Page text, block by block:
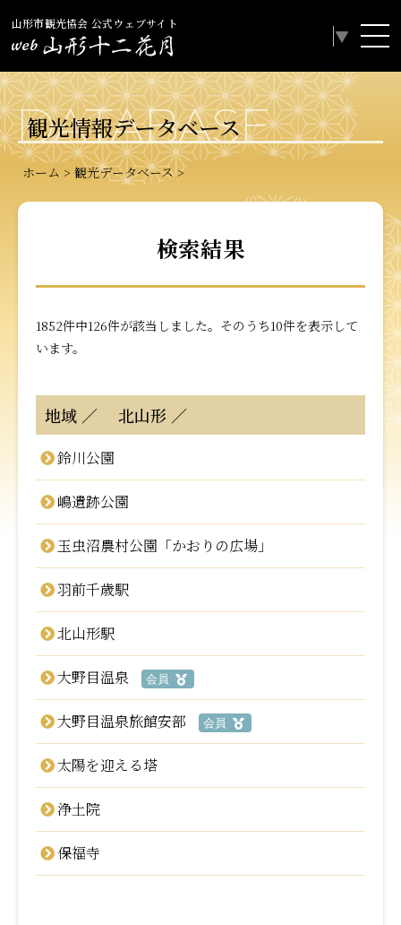
山形市観光協会 公式ウェブサイト
▼
観光情報データベース
DATABASE
ホーム 観光データベース
検索結果
1852件中126件が該当しました。そのうち10件を表示して
います。
地域 北山形
鈴川公園
嶋遺跡公園
玉虫沼農村公園「かおりの広場」
羽前千歳駅
北山形駅
大野目温泉 会員
大野目温泉旅館安部 会員
太陽を迎える塔
浄土院
保福寺